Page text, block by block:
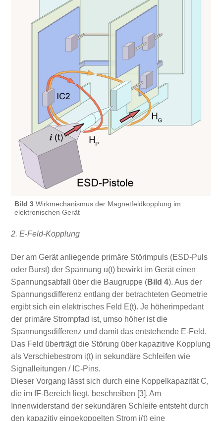
Bild 3Wirkmechanismus der Magnetfeldkopplung im
elektronischen Gerät
2. E-Feld-Kopplung
Der am Gerät anliegende primäre Störimpuls (ESD-Puls
oder Burst) der Spannung u(t) bewirkt im Gerät einen
Spannungsabfall über die Baugruppe (Bild 4). Aus der
Spannungsdifferenz entlang der betrachteten Geometrie
ergibt sich ein elektrisches Feld E(t). Je höherimpedant
der primäre Strompfad ist, umso höher ist die
Spannungsdifferenz und damit das entstehende E-Feld.
Das Feld überträgt die Störung über kapazitive Kopplung
als Verschiebestrom i(t) in sekundäre Schleifen wie
Signalleitungen / IC-Pins.
Dieser Vorgang lässt sich durch eine Koppelkapazität C,
die im fF-Bereich liegt, beschreiben [3]. Am
Innenwiderstand der sekundären Schleife entsteht durch
den kapazitiv eingekoppelten Strom i(t) eine